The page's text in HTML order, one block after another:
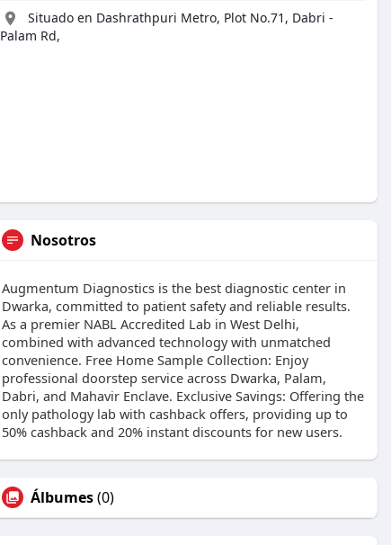
Situado en Dashrathpuri Metro, Plot No.71, Dabri -
Palam Rd,
Nosotros
Augmentum Diagnostics is the best diagnostic center in
Dwarka, committed to patient safety and reliable results.
As a premier NABL Accredited Lab in West Delhi,
combined with advanced technology with unmatched
convenience. Free Home Sample Collection: Enjoy
professional doorstep service across Dwarka, Palam,
Dabri, and Mahavir Enclave. Exclusive Savings: Offering the
only pathology lab with cashback offers, providing up to
50% cashback and 20% instant discounts for new users.
Álbumes(0)